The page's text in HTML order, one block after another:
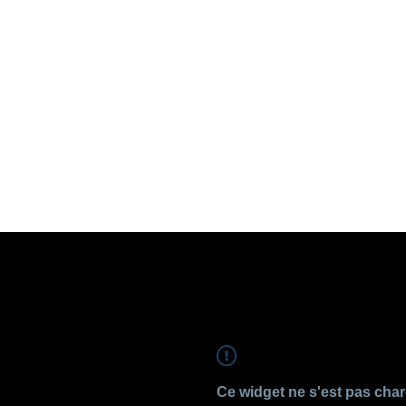
Ce widget ne s'est pas